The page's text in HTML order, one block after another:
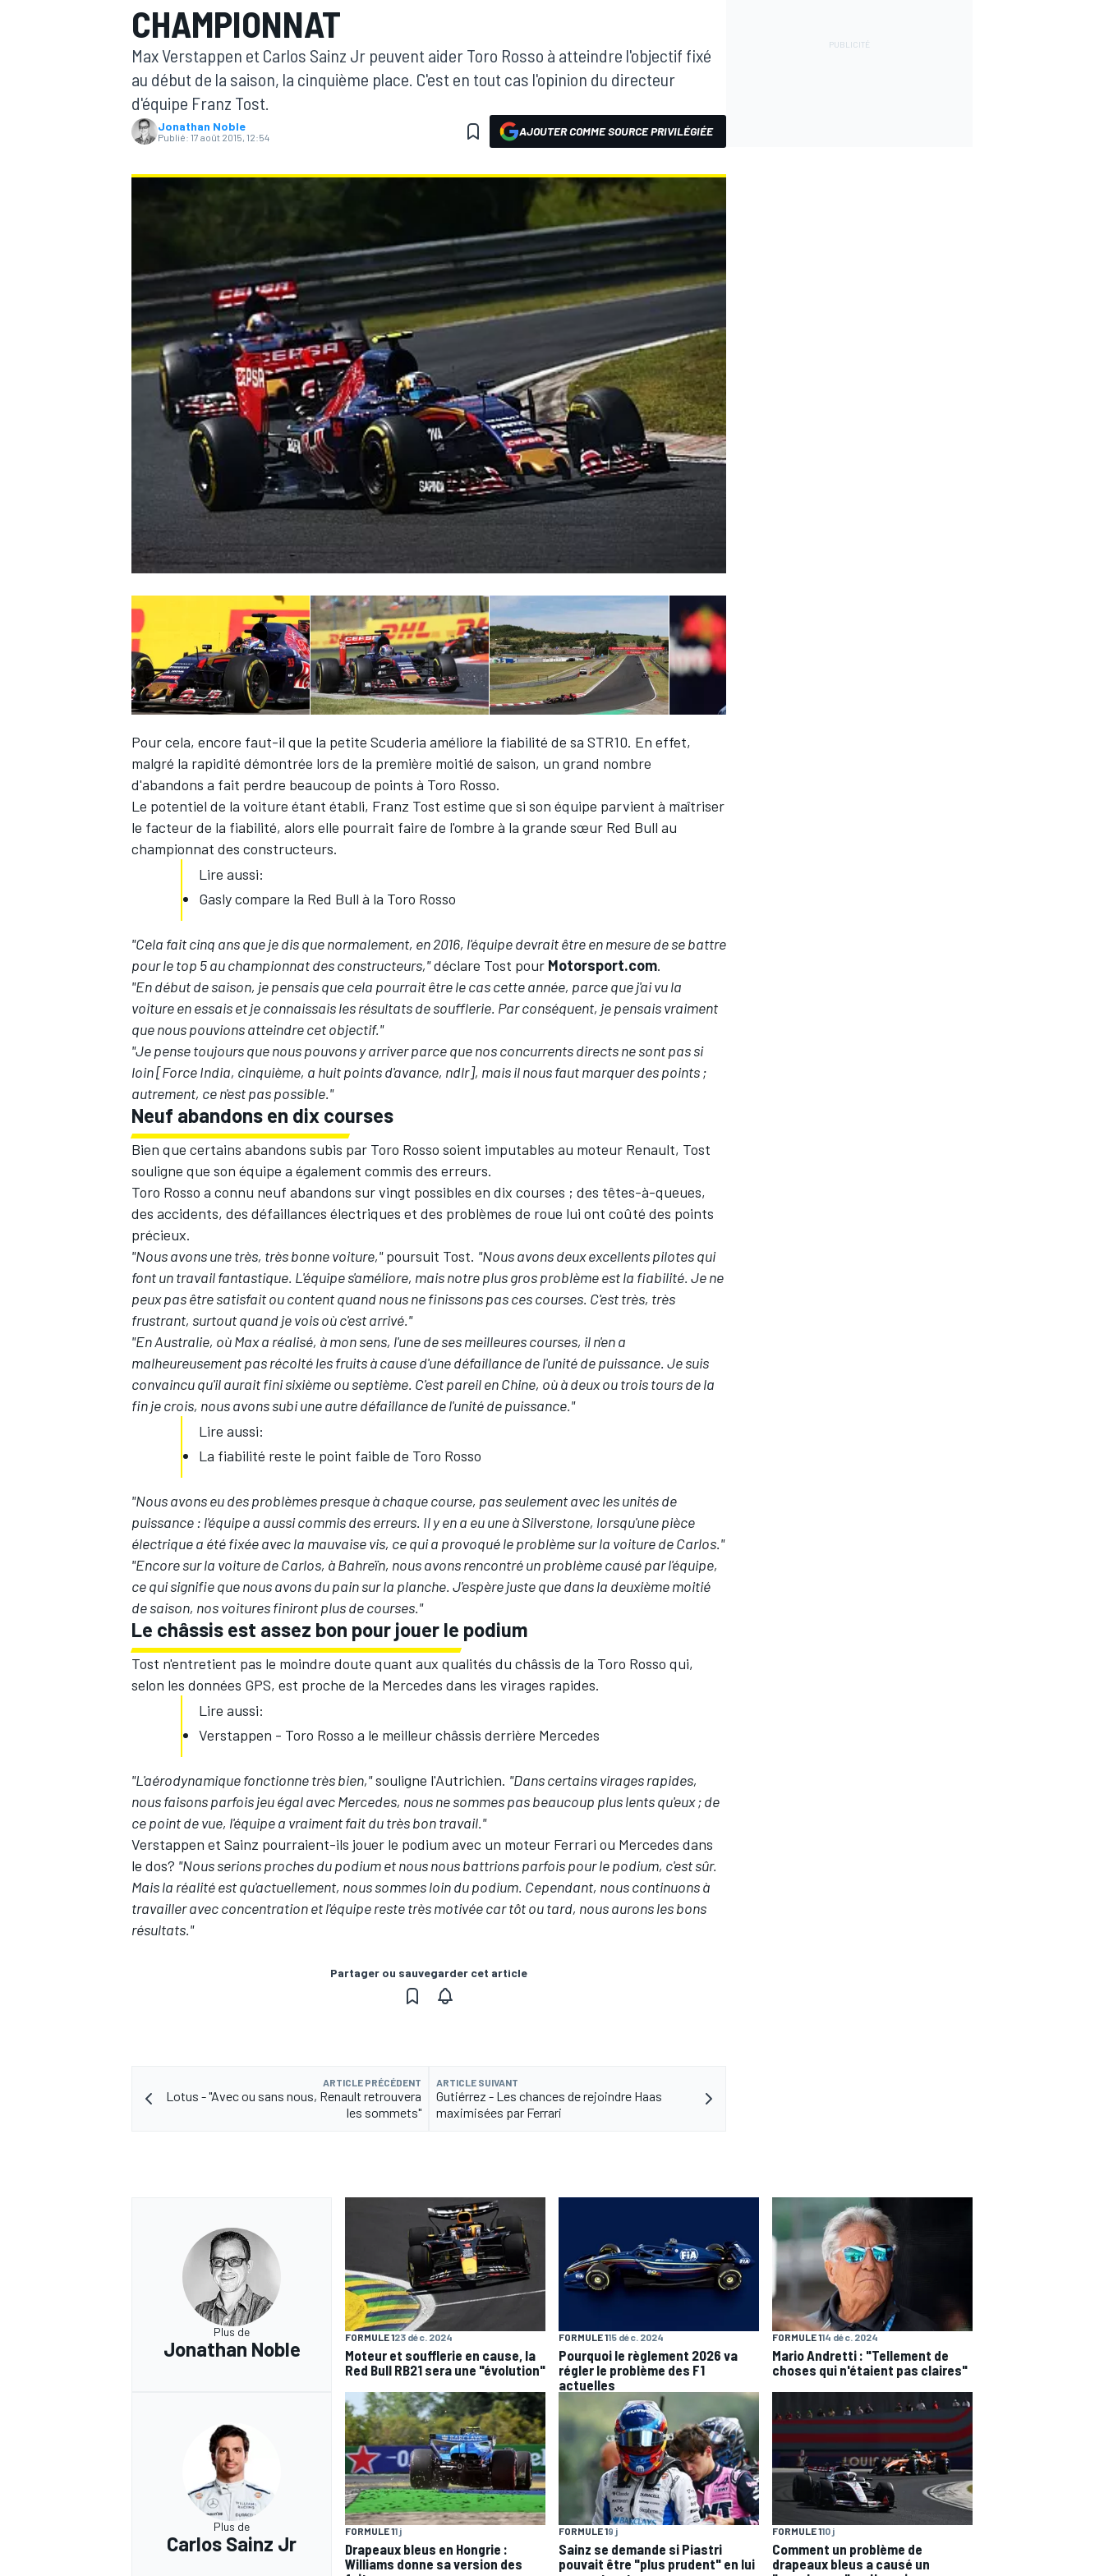
MOTOGP
WEC
AUTRES CHAMPIONNATS
CHAMPIONNAT
Max Verstappen et Carlos Sainz Jr peuvent aider Toro Rosso à atteindre l'objectif fixé
au début de la saison, la cinquième place. C'est en tout cas l'opinion du directeur
d'équipe Franz Tost.
Jonathan Noble
Publié: 17 août 2015, 12:54 AJOUTER COMME SOURCE PRIVILÉGIÉE
Pour cela, encore faut-il que la petite Scuderia améliore la fiabilité de sa STR10. En effet,
malgré la rapidité démontrée lors de la première moitié de saison, un grand nombre
d'abandons a fait perdre beaucoup de points à Toro Rosso.
Le potentiel de la voiture étant établi, Franz Tost estime que si son équipe parvient à maîtriser
le facteur de la fiabilité, alors elle pourrait faire de l'ombre à la grande sœur Red Bull au
championnat des constructeurs.
Lire aussi:
Gasly compare la Red Bull à la Toro Rosso
"Cela fait cinq ans que je dis que normalement, en 2016, l'équipe devrait être en mesure de se battre
pour le top 5 au championnat des constructeurs,"déclare Tost pour Motorsport.com.
"En début de saison, je pensais que cela pourrait être le cas cette année, parce que j'ai vu la
voiture en essais et je connaissais les résultats de soufflerie. Par conséquent, je pensais vraiment
que nous pouvions atteindre cet objectif."
"Je pense toujours que nous pouvons y arriver parce que nos concurrents directs ne sont pas si
loin [Force India, cinquième, a huit points d'avance, ndlr], mais il nous faut marquer des points ;
autrement, ce n'est pas possible."
Neuf abandons en dix courses
Bien que certains abandons subis par Toro Rosso soient imputables au moteur Renault, Tost
souligne que son équipe a également commis des erreurs.
Toro Rosso a connu neuf abandons sur vingt possibles en dix courses ; des têtes-à-queues,
des accidents, des défaillances électriques et des problèmes de roue lui ont coûté des points
précieux.
"Nous avons une très, très bonne voiture,"poursuit Tost. "Nous avons deux excellents pilotes qui
font un travail fantastique. L'équipe s'améliore, mais notre plus gros problème est la fiabilité. Je ne
peux pas être satisfait ou content quand nous ne finissons pas ces courses. C'est très, très
frustrant, surtout quand je vois où c'est arrivé."
"En Australie, où Max a réalisé, à mon sens, l'une de ses meilleures courses, il n'en a
malheureusement pas récolté les fruits à cause d'une défaillance de l'unité de puissance. Je suis
convaincu qu'il aurait fini sixième ou septième. C'est pareil en Chine, où à deux ou trois tours de la
fin je crois, nous avons subi une autre défaillance de l'unité de puissance."
Lire aussi:
La fiabilité reste le point faible de Toro Rosso
"Nous avons eu des problèmes presque à chaque course, pas seulement avec les unités de
puissance : l'équipe a aussi commis des erreurs. Il y en a eu une à Silverstone, lorsqu'une pièce
électrique a été fixée avec la mauvaise vis, ce qui a provoqué le problème sur la voiture de Carlos."
"Encore sur la voiture de Carlos, à Bahreïn, nous avons rencontré un problème causé par l'équipe,
ce qui signifie que nous avons du pain sur la planche. J'espère juste que dans la deuxième moitié
de saison, nos voitures finiront plus de courses."
Le châssis est assez bon pour jouer le podium
Tost n'entretient pas le moindre doute quant aux qualités du châssis de la Toro Rosso qui,
selon les données GPS, est proche de la Mercedes dans les virages rapides.
Lire aussi:
Verstappen - Toro Rosso a le meilleur châssis derrière Mercedes
"L'aérodynamique fonctionne très bien,"souligne l'Autrichien. "Dans certains virages rapides,
nous faisons parfois jeu égal avec Mercedes, nous ne sommes pas beaucoup plus lents qu'eux ; de
ce point de vue, l'équipe a vraiment fait du très bon travail."
Verstappen et Sainz pourraient-ils jouer le podium avec un moteur Ferrari ou Mercedes dans
le dos? "Nous serions proches du podium et nous nous battrions parfois pour le podium, c'est sûr.
Mais la réalité est qu'actuellement, nous sommes loin du podium. Cependant, nous continuons à
travailler avec concentration et l'équipe reste très motivée car tôt ou tard, nous aurons les bons
résultats."
Partager ou sauvegarder cet article
ARTICLE PRÉCÉDENT
Lotus - "Avec ou sans nous, Renault retrouvera
les sommets"
ARTICLE SUIVANT
Gutiérrez - Les chances de rejoindre Haas
maximisées par Ferrari
Plus de
Jonathan Noble
FORMULE 123 déc. 2024
Moteur et soufflerie en cause, la
Red Bull RB21 sera une "évolution"
FORMULE 115 déc. 2024
Pourquoi le règlement 2026 va
régler le problème des F1
actuelles
FORMULE 114 déc. 2024
Mario Andretti : "Tellement de
choses qui n'étaient pas claires"
Plus de
Carlos Sainz Jr
FORMULE 11 j
Drapeaux bleus en Hongrie :
Williams donne sa version des
FORMULE 19 j
Sainz se demande si Piastri
pouvait être "plus prudent" en lui
FORMULE 110 j
Comment un problème de
drapeaux bleus a causé un